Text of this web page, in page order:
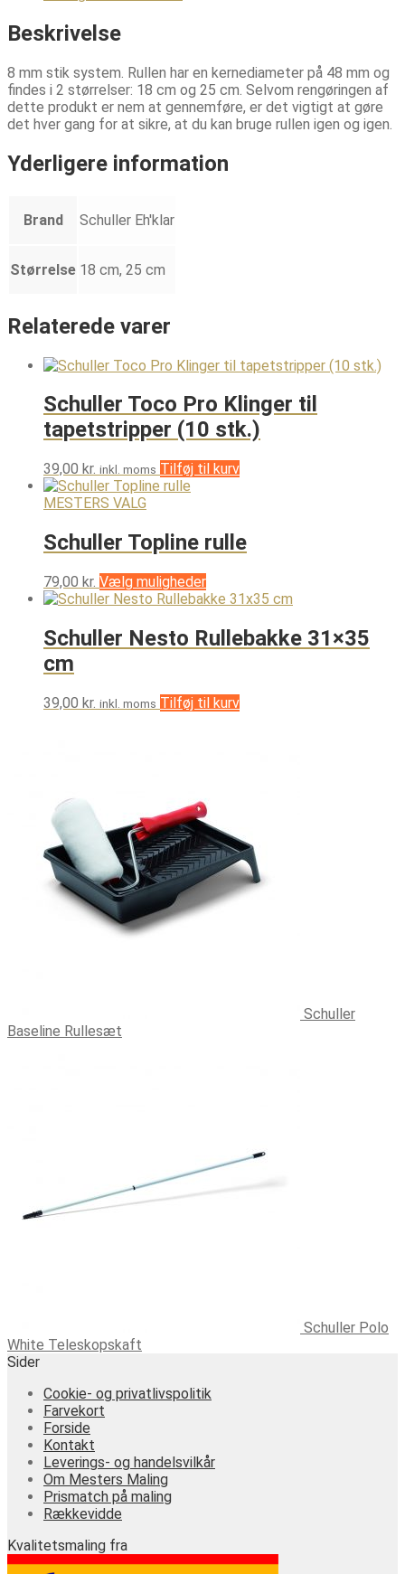
Beskrivelse
8 mm stik system. Rullen har en kernediameter på 48 mm og
findes i 2 størrelser: 18 cm og 25 cm. Selvom rengøringen af
dette produkt er nem at gennemføre, er det vigtigt at gøre
det hver gang for at sikre, at du kan bruge rullen igen og igen.
Yderligere information
Brand Schuller Eh'klar
Størrelse 18 cm, 25 cm
Relaterede varer
Schuller Toco Pro Klinger til
tapetstripper (10 stk.)
39,00 kr. inkl. moms Tilføj til kurv
MESTERS VALG
Schuller Topline rulle
79,00 kr. Vælg mulighederDette
vare
flere
varianter.
vælges
Schuller Nesto Rullebakke 31×35
cm
39,00 kr. inkl. moms Tilføj til kurv
Schuller
Baseline Rullesæt
Schuller Polo
White Teleskopskaft
Sider
Cookie- og privatlivspolitik
Farvekort
Forside
Kontakt
Leverings- og handelsvilkår
Om Mesters Maling
Prismatch på maling
Rækkevidde
Kvalitetsmaling fra